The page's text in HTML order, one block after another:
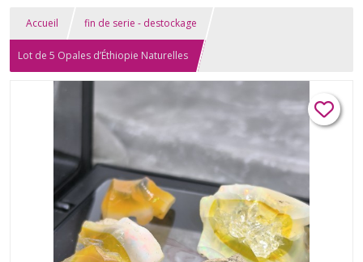
Accueil fin de serie - destockage
Lot de 5 Opales d’Éthiopie Naturelles